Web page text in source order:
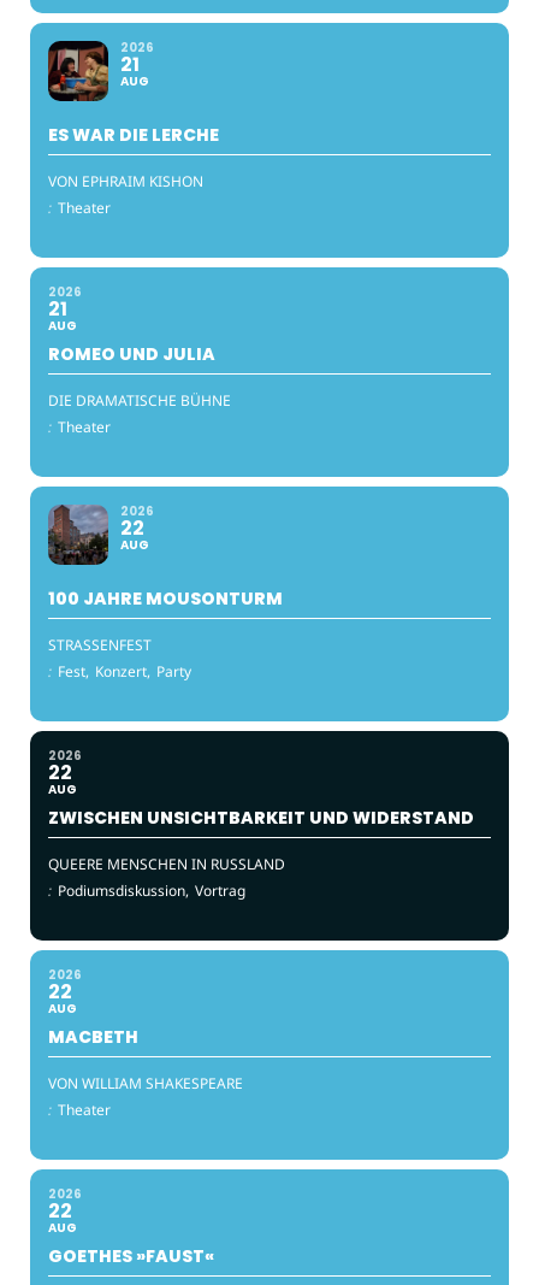
2026
21
AUG
ES WAR DIE LERCHE
VON EPHRAIM KISHON
: Theater
2026
21
AUG
ROMEO UND JULIA
DIE DRAMATISCHE BÜHNE
: Theater
2026
22
AUG
100 JAHRE MOUSONTURM
STRASSENFEST
: Fest, Konzert, Party
2026
22
AUG
ZWISCHEN UNSICHTBARKEIT UND WIDERSTAND
QUEERE MENSCHEN IN RUSSLAND
: Podiumsdiskussion, Vortrag
2026
22
AUG
MACBETH
VON WILLIAM SHAKESPEARE
: Theater
2026
22
AUG
GOETHES »FAUST«